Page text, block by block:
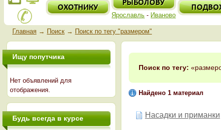
Ярославль - Иваново
Главная→ Поиск→ Поиск по тегу "размером"
Поиск по тегу:
Найдено 1 материал
Насадки и приманки
Ищу попутчика
Нет объявлений для
отображения.
Будь всегда в курсе